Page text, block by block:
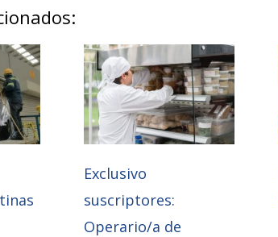
Exclusivo
suscriptores:
Operario/a de